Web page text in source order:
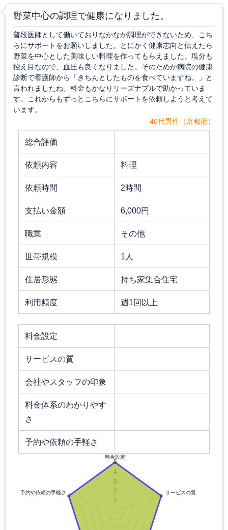
野菜中心の調理で健康になりました。
普段医師として働いておりなかなか調理ができないため、こち
らにサポートをお願いしました。とにかく健康志向と伝えたら
野菜を中心とした美味しい料理を作ってもらえました。塩分も
控え目なので、血圧も良くなりました。そのためか病院の健康
診断で看護師から「きちんとしたものを食べていますね。」と
言われましたね。料金もかなりリーズナブルで助かっていま
す。これからもずっとこちらにサポートを依頼しようと考えて
います。
40代男性（京都府）
総合評価
依頼内容 料理
依頼時間 2時間
支払い金額 6,000円
職業 その他
世帯規模 1人
住居形態 持ち家集合住宅
利用頻度 週1回以上
料金設定
サービスの質
会社やスタッフの印象
料金体系のわかりやす
さ
予約や依頼の手軽さ